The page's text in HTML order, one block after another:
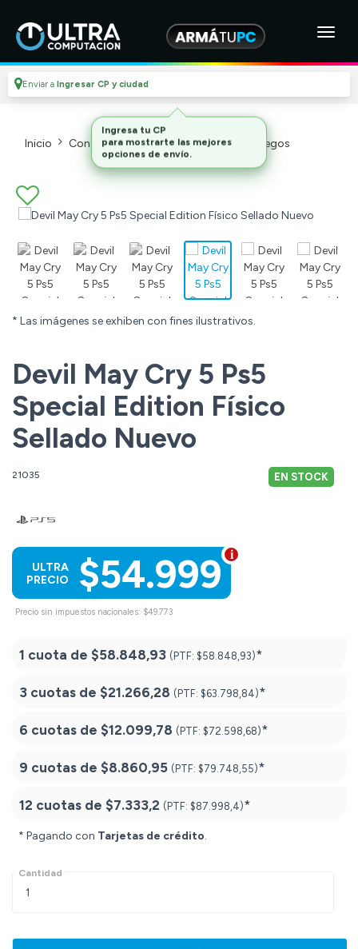
Enviar a Ingresar CP y ciudad
Inicio Consolas Y Videojuegos_2 Videojuegos
* Las imágenes se exhiben con fines ilustrativos.
Devil May Cry 5 Ps5
Special Edition Físico
Sellado Nuevo
21035 EN STOCK
$54.999
ULTRA
PRECIO
Precio sin impuestos nacionales: $49.773
1 cuota de $58.848,93 (PTF: $58.848,93)*
3 cuotas de $21.266,28 (PTF: $63.798,84)*
6 cuotas de $12.099,78 (PTF: $72.598,68)*
9 cuotas de $8.860,95 (PTF: $79.748,55)*
12 cuotas de $7.333,2 (PTF: $87.998,4)*
* Pagando con Tarjetas de crédito.
Cantidad